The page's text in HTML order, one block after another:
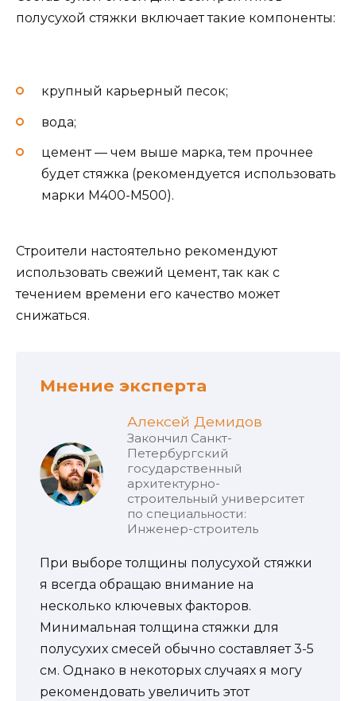
полусухой стяжки включает такие компоненты:
крупный карьерный песок;
вода;
цемент — чем выше марка, тем прочнее
будет стяжка (рекомендуется использовать
марки М400-М500).
Строители настоятельно рекомендуют
использовать свежий цемент, так как с
течением времени его качество может
снижаться.
Мнение эксперта
Алексей Демидов
Закончил Санкт-
Петербургский
государственный
архитектурно-
строительный университет
по специальности:
Инженер-строитель
При выборе толщины полусухой стяжки
я всегда обращаю внимание на
несколько ключевых факторов.
Минимальная толщина стяжки для
полусухих смесей обычно составляет 3-5
см. Однако в некоторых случаях я могу
рекомендовать увеличить этот